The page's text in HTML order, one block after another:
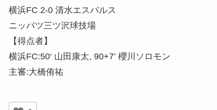
横浜FC 2-0 清水エスパルス
ニッパツ三ツ沢球技場
【得点者】
横浜FC:50‘ 山田康太, 90+7’ 櫻川ソロモン
主審:大橋侑祐